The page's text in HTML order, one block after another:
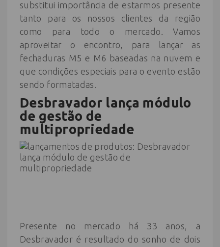
substitui importância de estarmos presente
tanto para os nossos clientes da região
como para todo o mercado. Vamos
aproveitar o encontro, para lançar as
fechaduras M5 e M6 baseadas na nuvem e
que condições especiais para o evento estão
sendo formatadas.
Desbravador lança módulo
de gestão de
multipropriedade
Presente no mercado há 33 anos, a
Desbravador é resultado do sonho de dois